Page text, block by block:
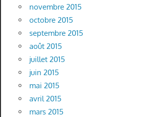
novembre 2015
octobre 2015
septembre 2015
août 2015
juillet 2015
juin 2015
mai 2015
avril 2015
mars 2015